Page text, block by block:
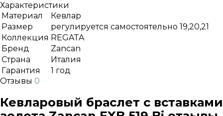
Характеристики
Материал
Кевлар
Размер
регулируется самостоятельно 19,20,21
Коллекция REGATA
Бренд
Zancan
Страна
Италия
Гарантия
1 год
Отзывы 0
Кевларовый браслет с вставками